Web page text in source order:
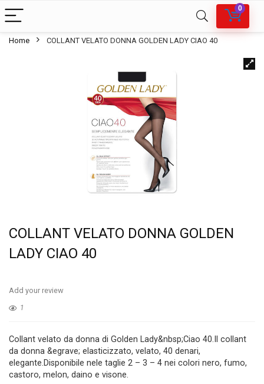
0
Home COLLANT VELATO DONNA GOLDEN LADY CIAO 40
COLLANT VELATO DONNA GOLDEN
LADY CIAO 40
Add your review
1
Collant velato da donna di Golden Lady&nbsp;Ciao 40.Il collant
da donna &egrave; elasticizzato, velato, 40 denari,
elegante.Disponibile nele taglie 2 – 3 – 4 nei colori nero, fumo,
castoro, melon, daino e visone.